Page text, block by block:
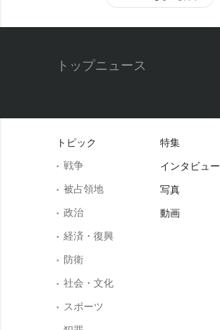
トップニュース
トピック
戦争
被占領地
政治
経済・復興
防衛
社会・文化
スポーツ
特集
インタビュー
写真
動画